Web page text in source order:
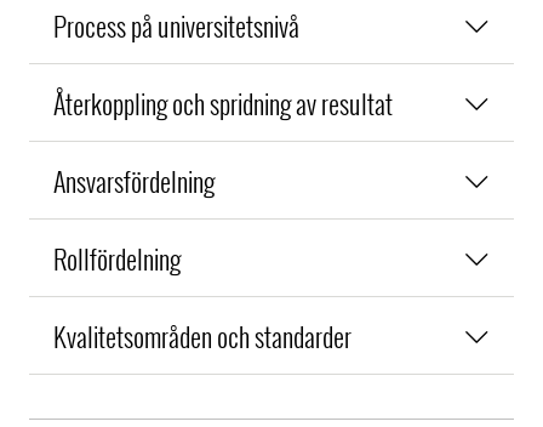
Process på universitetsnivå
Återkoppling och spridning av resultat
Ansvarsfördelning
Rollfördelning
Kvalitetsområden och standarder